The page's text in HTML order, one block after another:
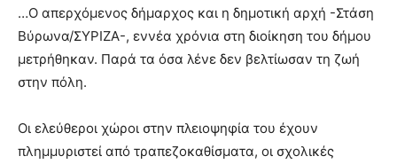
…Ο απερχόμενος δήμαρχος και η δημοτική αρχή -Στάση
Βύρωνα/ΣΥΡΙΖΑ-, εννέα χρόνια στη διοίκηση του δήμου
μετρήθηκαν. Παρά τα όσα λένε δεν βελτίωσαν τη ζωή
στην πόλη.
Οι ελεύθεροι χώροι στην πλειοψηφία του έχουν
πλημμυριστεί από τραπεζοκαθίσματα, οι σχολικές